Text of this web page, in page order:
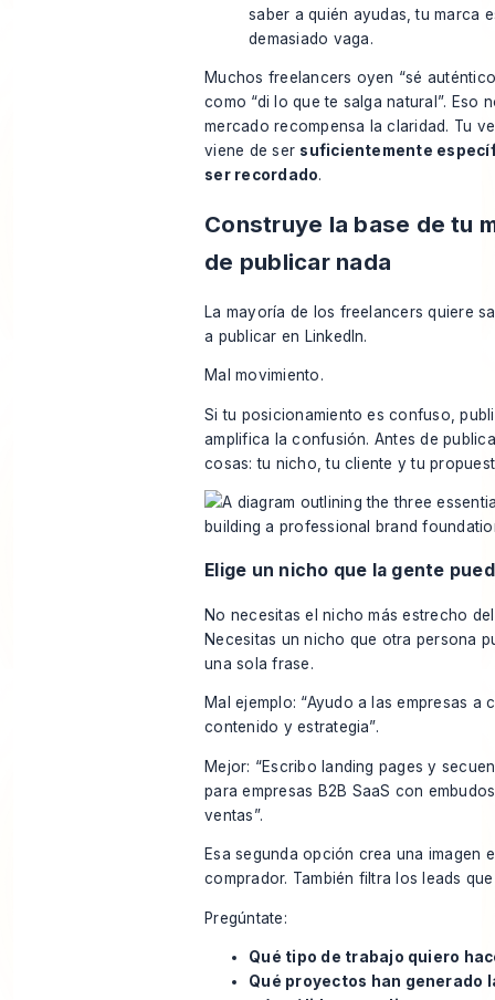
saber a quién ayudas, tu marca
demasiado vaga.
Muchos freelancers oyen “sé
como “di lo que te salga natural”. Eso
mercado recompensa la claridad. Tu
viene de ser suficientemente
ser recordado.
Construye la base de tu
de publicar nada
La mayoría de los freelancers quiere
a publicar en LinkedIn.
Mal movimiento.
Si tu posicionamiento es confuso,
amplifica la confusión. Antes de
cosas: tu nicho, tu cliente y tu
Elige un nicho que la gente
No necesitas el nicho más estrecho
Necesitas un nicho que otra persona
una sola frase.
Mal ejemplo: “Ayudo a las empresas a
contenido y estrategia”.
Mejor: “Escribo landing pages y
para empresas B2B SaaS con
ventas”.
Esa segunda opción crea una imagen
comprador. También filtra los leads
Pregúntate:
Qué tipo de trabajo quiero
Qué proyectos han generado